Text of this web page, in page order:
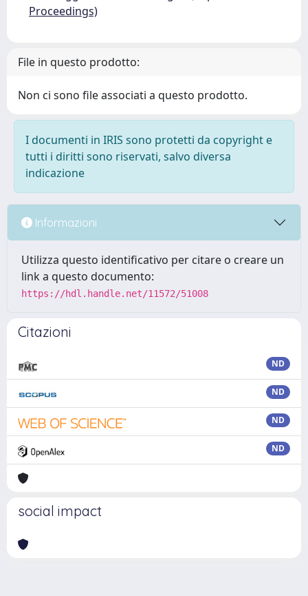
Proceedings)
File in questo prodotto:
Non ci sono file associati a questo prodotto.
I documenti in IRIS sono protetti da copyright e
tutti i diritti sono riservati, salvo diversa
indicazione
Informazioni
Utilizza questo identificativo per citare o creare un
link a questo documento:
https://hdl.handle.net/11572/51008
Citazioni
ND
ND
ND
ND
social impact